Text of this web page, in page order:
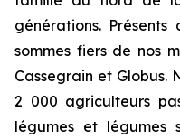
générations.
sommes fiers de nos
Cassegrain et Globus.
2 000 agriculteurs
légumes et légumes